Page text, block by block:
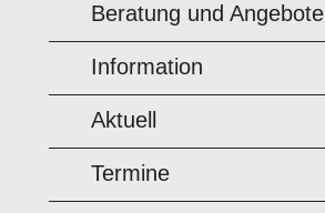
Beratung und Angebote
Information
Aktuell
Termine